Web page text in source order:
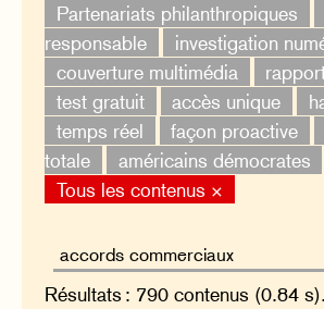
Partenariats philanthropiques
responsable
investigation
couverture multimédia
test gratuit
accès unique
temps réel
façon proactive
totale
américains démocrates
Tous les contenus ×
Résultats : 790 contenus (0.84